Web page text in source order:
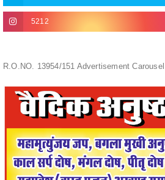
R.O.NO. 13954/151 Advertisement Carousel